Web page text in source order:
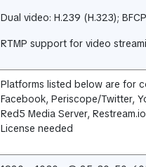
Dual video: H.239 (H.323);
RTMP support for video
Platforms listed below are for
Facebook, Periscope/Twitter,
Red5 Media Server,
License needed